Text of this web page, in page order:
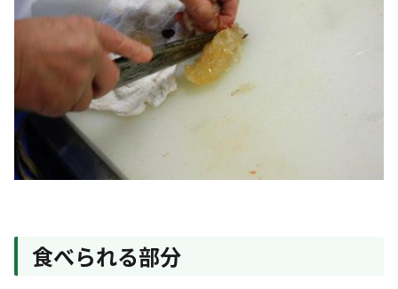
食べられる部分